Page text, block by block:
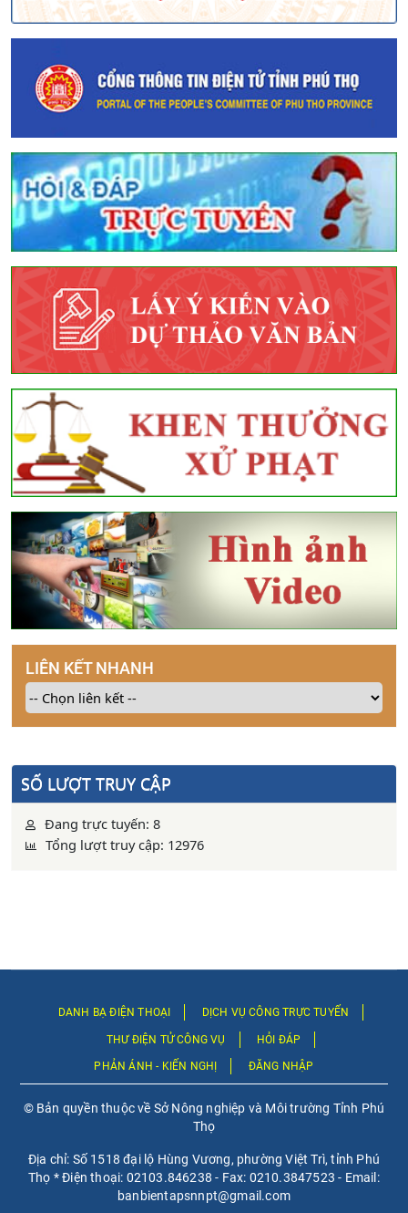
LIÊN KẾT NHANH
SỐ LƯỢT TRUY CẬP
Đang trực tuyến: 8
Tổng lượt truy cập: 12976
DANH BẠ ĐIỆN THOẠI DỊCH VỤ CÔNG TRỰC TUYẾN
THƯ ĐIỆN TỬ CÔNG VỤ HỎI ĐÁP
PHẢN ÁNH - KIẾN NGHỊ ĐĂNG NHẬP
© Bản quyền thuộc về Sở Nông nghiệp và Môi trường Tỉnh Phú
Thọ
Địa chỉ: Số 1518 đại lộ Hùng Vương, phường Việt Trì, tỉnh Phú
Thọ * Điện thoại: 02103.846238 - Fax: 0210.3847523 - Email:
banbientapsnnpt@gmail.com